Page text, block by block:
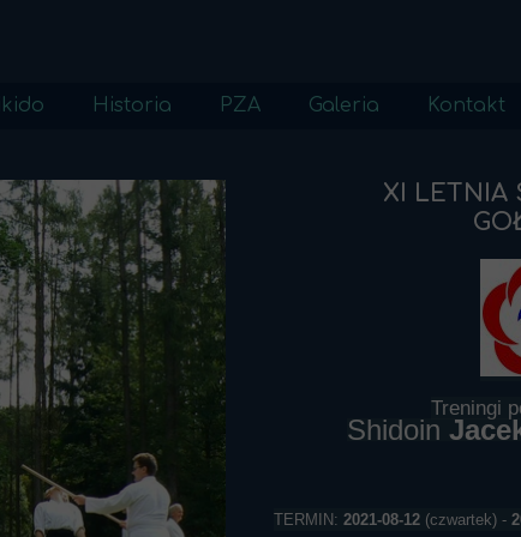
Treningi
Shidoin
TERMIN: 2021-08-12 (czwartek) -
XI LETNIA
shimasu
Dojo
dan
kyu
Historia
Aikido w Polsce
PZA Galeria
2022 galeria
2016 galeria
2014 galeria
Kontakt